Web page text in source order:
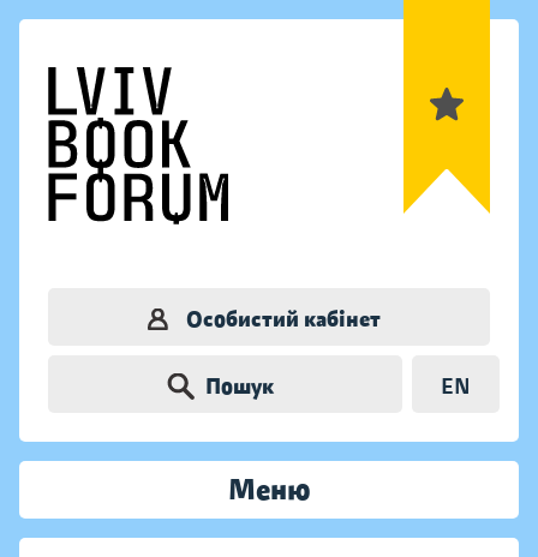
Особистий кабінет
Пошук EN
Меню